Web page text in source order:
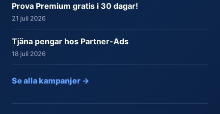
Prova Premium gratis i 30 dagar!
21 juli 2026
Tjäna pengar hos Partner-Ads
18 juli 2026
Se alla kampanjer →